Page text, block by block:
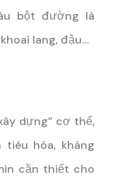
bột đường là
lang, đậu…
dựng” cơ thể,
tiêu hóa, kháng
cần thiết cho